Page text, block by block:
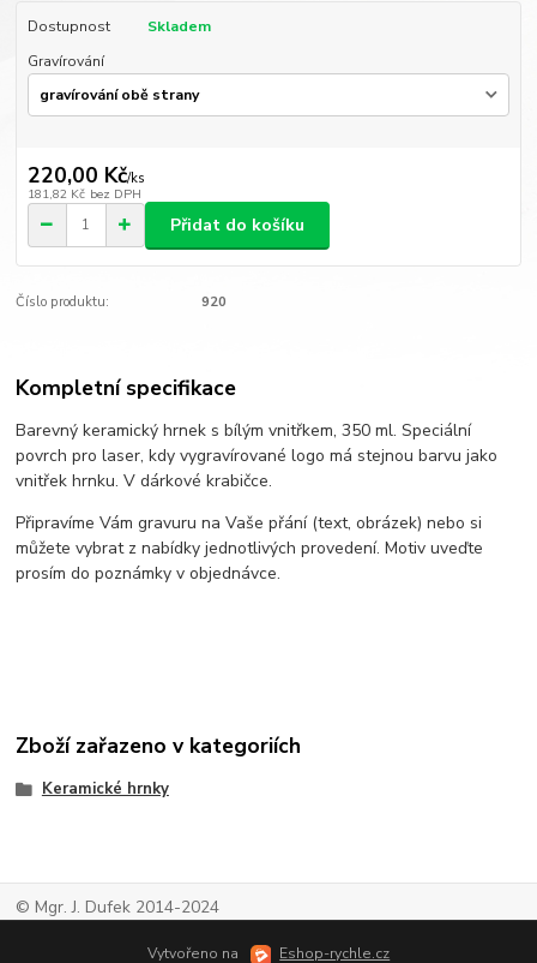
Dostupnost
Skladem
Gravírování
220,00 Kč/ks
181,82 Kč bez DPH
Přidat do košíku
Číslo produktu: 920
Kompletní specifikace
Barevný keramický hrnek s bílým vnitřkem, 350 ml. Speciální
povrch pro laser, kdy vygravírované logo má stejnou barvu jako
vnitřek hrnku. V dárkové krabičce.
Připravíme Vám gravuru na Vaše přání (text, obrázek) nebo si
můžete vybrat z nabídky jednotlivých provedení. Motiv uveďte
prosím do poznámky v objednávce.
Zboží zařazeno v kategoriích
Keramické hrnky
© Mgr. J. Dufek 2014-2024
Vytvořeno na Eshop-rychle.cz